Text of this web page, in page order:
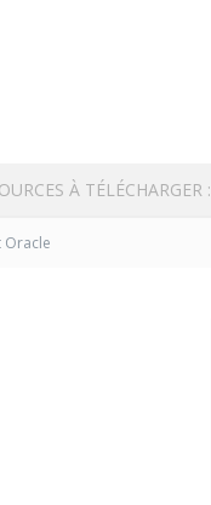
À TÉLÉCHARGER :
Oracle